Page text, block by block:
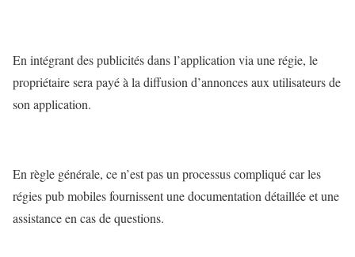
En intégrant des publicités dans l’application via une régie, le
propriétaire sera payé à la diffusion d’annonces aux utilisateurs de
son application.
En règle générale, ce n’est pas un processus compliqué car les
régies pub mobiles fournissent une documentation détaillée et une
assistance en cas de questions.